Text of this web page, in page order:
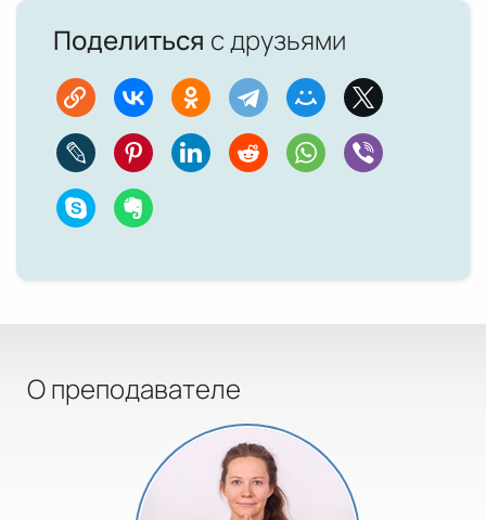
Поделиться с друзьями
О преподавателе